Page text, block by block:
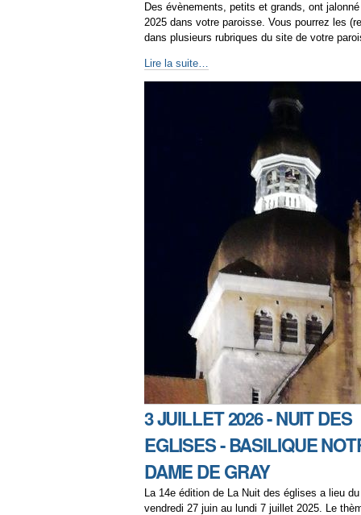
Des évènements, petits et grands, ont jalonné
2025 dans votre paroisse. Vous pourrez les
dans plusieurs rubriques du site de votre
Lire la suite…
3 JUILLET 2026 - NUIT DES
EGLISES - BASILIQUE
DAME DE GRAY
La 14e édition de La Nuit des églises a lieu du
vendredi 27 juin au lundi 7 juillet 2025. Le